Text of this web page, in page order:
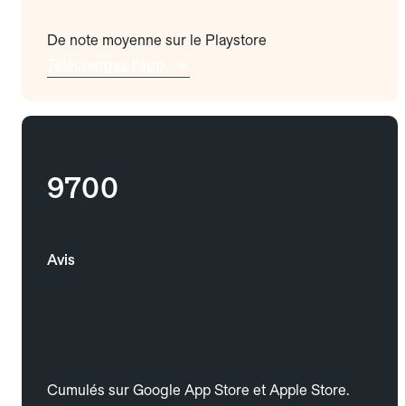
De note moyenne sur le Playstore
9700
Avis
Cumulés sur Google App Store et Apple Store.